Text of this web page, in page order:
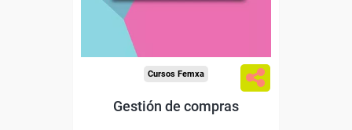
Cursos Femxa
Gestión de compras